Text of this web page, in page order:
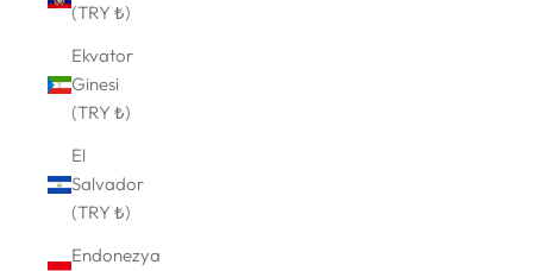
(TRY ₺)
Ekvator
Ginesi
(TRY ₺)
El
Salvador
(TRY ₺)
Endonezya